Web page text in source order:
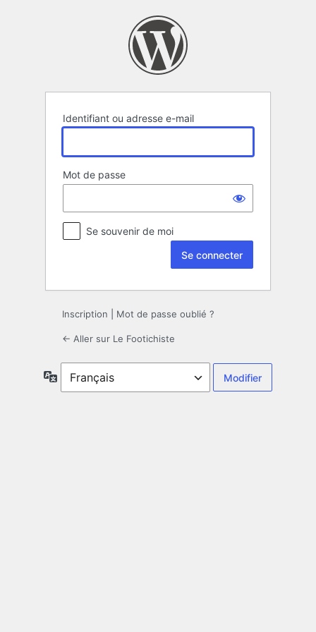
Identifiant ou adresse e-mail
Mot de passe
Se souvenir de moi
Inscription Mot de passe oublié ?
← Aller sur Le Footichiste
Langue